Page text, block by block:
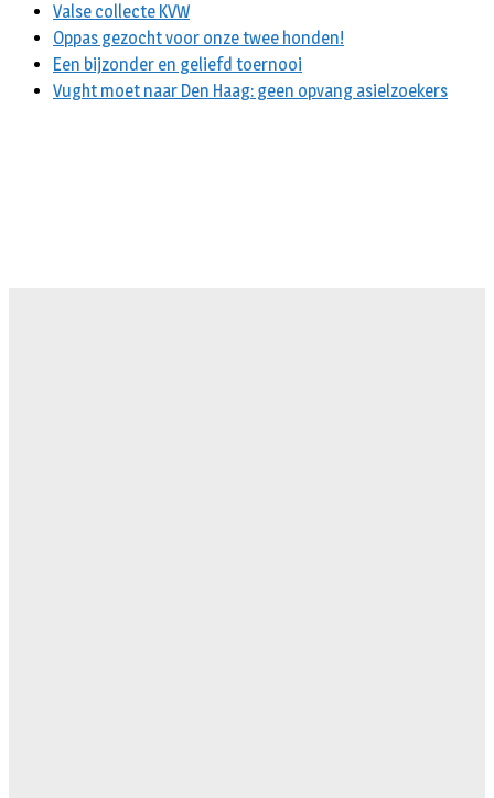
Valse collecte KVW
Oppas gezocht voor onze twee honden!
Een bijzonder en geliefd toernooi
Vught moet naar Den Haag: geen opvang asielzoekers